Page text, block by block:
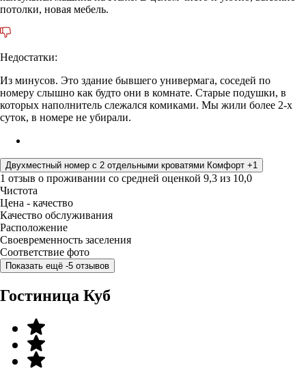
потолки, новая мебель.
Недостатки:
Из минусов. Это здание бывшего универмага, соседей по
номеру слышно как будто они в комнате. Старые подушки, в
которых наполнитель слежался комиками. Мы жили более 2-х
суток, в номере не убирали.
Двухместный номер с 2 отдельными кроватями Комфорт +1
1 отзыв о проживании со средней оценкой 9,3 из 10,0
Чистота
Цена - качество
Качество обслуживания
Расположение
Своевременность заселения
Соответствие фото
Показать ещё -5 отзывов
Гостиница Куб